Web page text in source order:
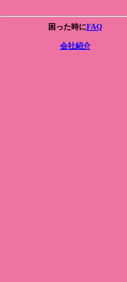
困った時にFAQ
会社紹介